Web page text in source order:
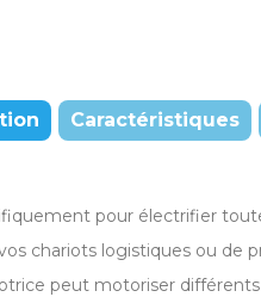
Caractéristiques
pour électrifier
chariots logistiques ou
peut motoriser différents